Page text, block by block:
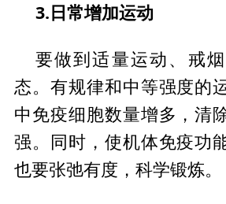
3.日常增加运动
要做到适量运动、戒
态。有规律和中等强度的
中免疫细胞数量增多，清
强。同时，使机体免疫功
也要张弛有度，科学锻炼。